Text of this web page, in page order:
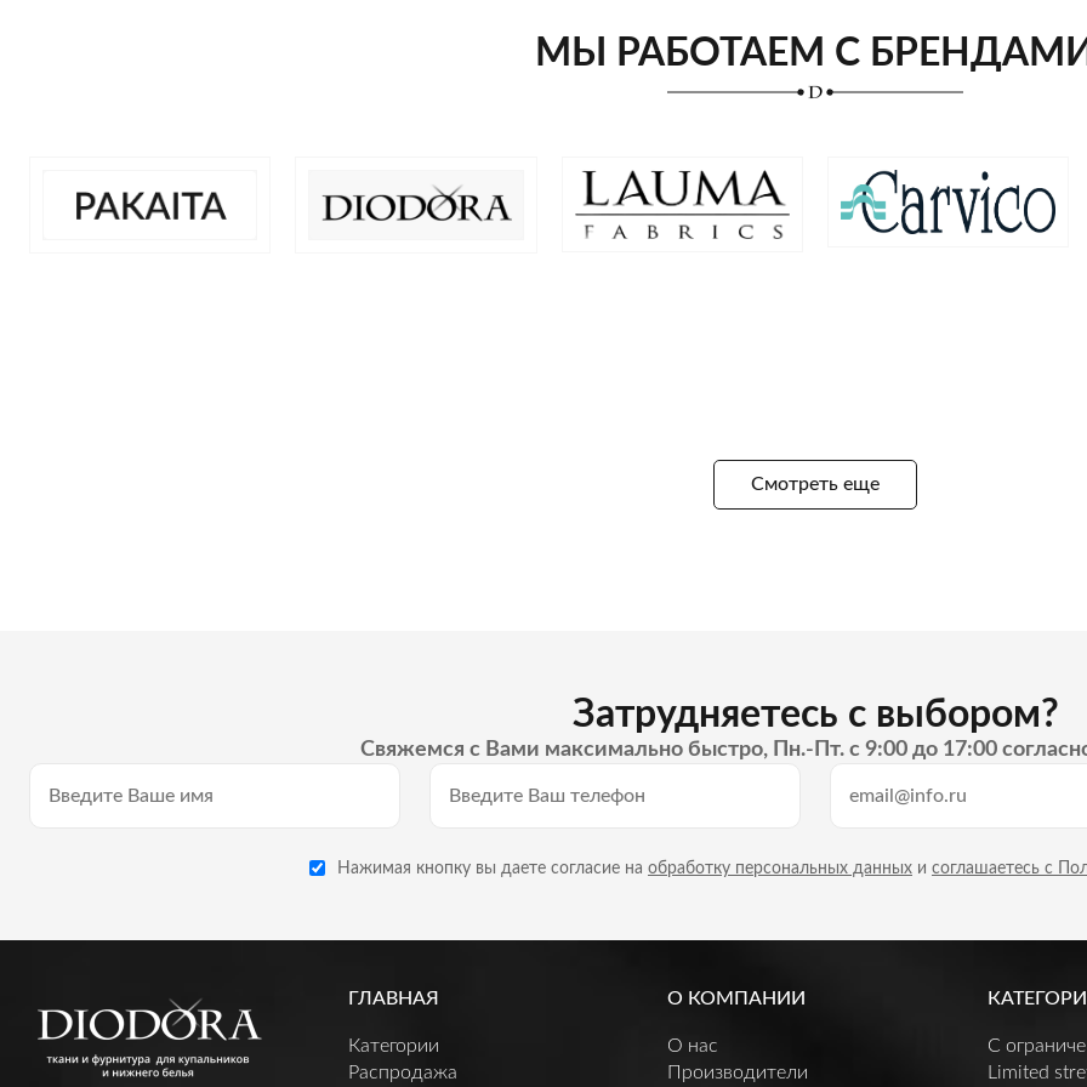
МЫ РАБОТАЕМ С
Смотреть еще
Затрудняетесь с выбором?
Свяжемся с Вами максимально быстро, Пн.-Пт. с 9:00 до 17:00
Нажимая кнопку вы даете согласие на обработку персональных данных и соглашаетесь с
ГЛАВНАЯ
Категории
Распродажа
О КОМПАНИИ
О нас
Производители
C
Limited